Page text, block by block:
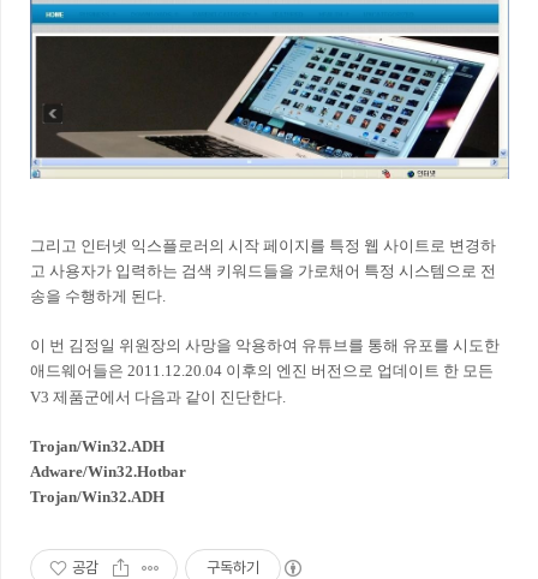
그리고 인터넷 익스플로러의 시작 페이지를 특정 웹 사이트로 변경하
고 사용자가 입력하는 검색 키워드들을 가로채어 특정 시스템으로 전
송을 수행하게 된다.
이 번 김정일 위원장의 사망을 악용하여 유튜브를 통해 유포를 시도한
애드웨어들은 2011.12.20.04 이후의 엔진 버전으로 업데이트 한 모든
V3 제품군에서 다음과 같이 진단한다.
Trojan/Win32.ADH
Adware/Win32.Hotbar
Trojan/Win32.ADH
공감 구독하기